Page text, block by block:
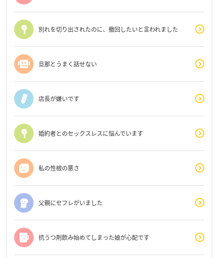
別れを切り出されたのに、撤回したいと言われました
旦那とうまく話せない
店長が嫌いです
婚約者とのセックスレスに悩んでいます
私の性根の悪さ
父親にセフレがいました
抗うつ剤飲み始めてしまった娘が心配です